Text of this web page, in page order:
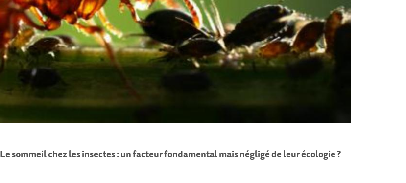
Le sommeil chez les insectes : un facteur fondamental mais négligé de leur écologie ?